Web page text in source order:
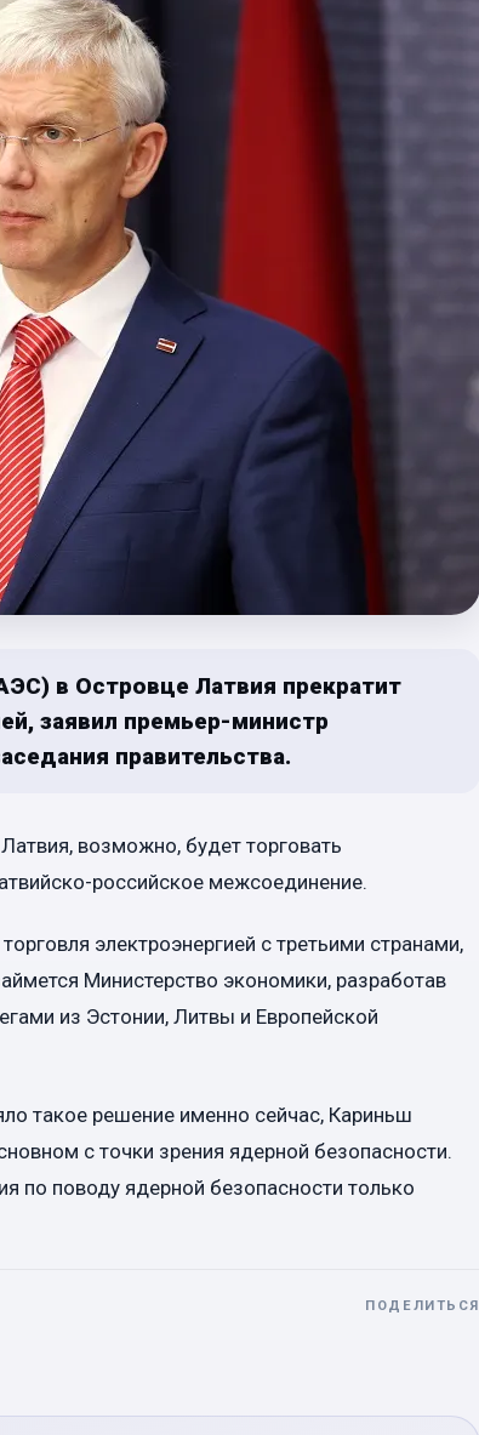
в Оcтровце Латвия прекратит
заявил премьер-министр
правительства.
возможно, будет торговать
российское межсоединение.
электроэнергией с третьими странами,
Министерство экономики, разработав
из Эстонии, Литвы и Европейской
такое решение именно сейчас, Кариньш
с точки зрения ядерной безопасности.
по поводу ядерной безопасности только
ПОДЕЛИТЬСЯ